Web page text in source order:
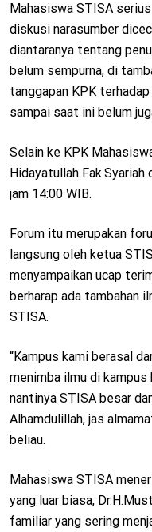
Mahasiswa STISA
diskusi narasumber
diantaranya tentang
belum sempurna, di
tanggapan KPK
sampai saat ini belum
Selain ke KPK
Hidayatullah Fak.Syariah
jam 14:00 WIB.
Forum itu merupakan
langsung oleh ketua
menyampaikan ucap
berharap ada tambahan
STISA.
“Kampus kami berasal
menimba ilmu di
nantinya STISA besar
Alhamdulillah, jas
beliau.
Mahasiswa STISA
yang luar biasa,
familiar yang sering